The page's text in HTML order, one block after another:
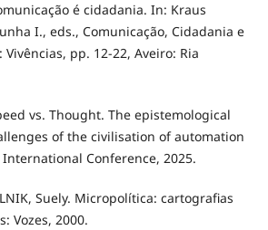
é cidadania. In: Kraus
I., eds., Comunicação, Cidadania e
pp. 12-22, Aveiro: Ria
vs. Thought. The epistemological
of the civilisation of automation
Conference, 2025.
Suely. Micropolítica: cartografias
Vozes, 2000.